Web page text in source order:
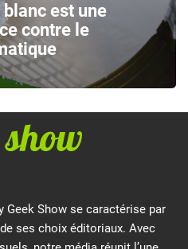
est une
contre le
Geek Show se caractérise par
ses choix éditoriaux. Avec